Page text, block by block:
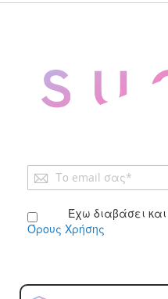
Εγγραφή
στο
Δελτίο: Έχω διαβάσει
Όρους Χρήσης